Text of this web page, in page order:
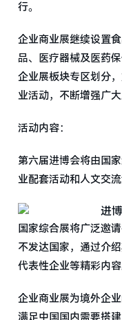
行。
企业商业展继续设置
品、医疗器械及医药
企业展板块专区划分
业活动，不断增强广大
活动内容：
第六届进博会将由国
业配套活动和人文交流
国家综合展将广泛邀
不发达国家，通过介
代表性企业等精彩内
企业商业展为境外企